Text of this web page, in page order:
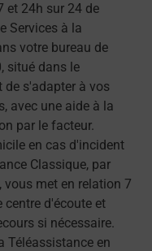
et 24h sur 24 de
Services à la
votre bureau de
situé dans le
de s'adapter à vos
avec une aide à la
par le facteur.
en cas d'incident
Classique, par
met en relation 7
centre d'écoute et
si nécessaire.
Téléassistance en